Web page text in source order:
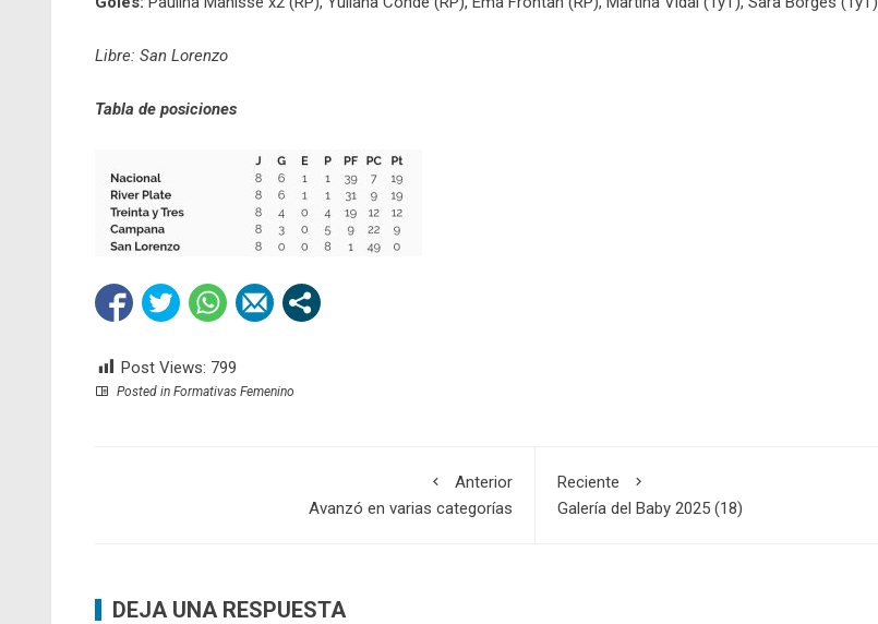
Libre: San Lorenzo
Tabla de posiciones
Post Views: 799
Posted in Formativas Femenino
Anterior
Avanzó en varias categorías
Reciente
Galería del Baby 2025 (18)
DEJA UNA RESPUESTA